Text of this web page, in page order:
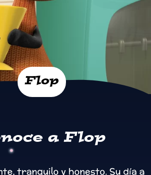
Flop
a Flop
tranquilo y honesto. Su día a